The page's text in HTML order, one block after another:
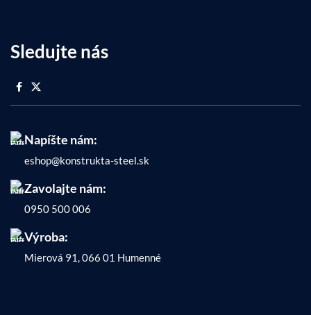
Sledujte nás
Napíšte nám:
eshop@konstrukta-steel.sk
Zavolajte nám:
0950 500 006
Výroba:
Mierová 91, 066 01 Humenné